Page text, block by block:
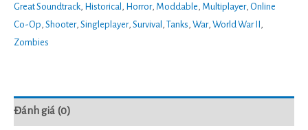
Great Soundtrack Historical Horror, Moddable Multiplayer, Online
Co-Op Shooter, Singleplayer, Survival Tanks War, World War II
Zombies
Đánh giá (0)